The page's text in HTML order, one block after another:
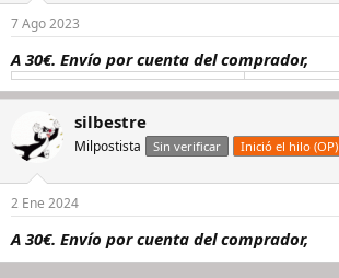
7 Ago 2023
A 30€. Envío por cuenta del comprador,
silbestre
Milpostista Sin verificar Inició el hilo (OP)
2 Ene 2024
A 30€. Envío por cuenta del comprador,